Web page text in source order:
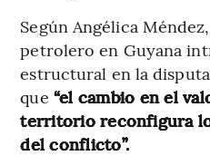
Según Angélica
petrolero en Guyana
estructural en la
que “el cambio en el
territorio reconfigura
del conflicto”.